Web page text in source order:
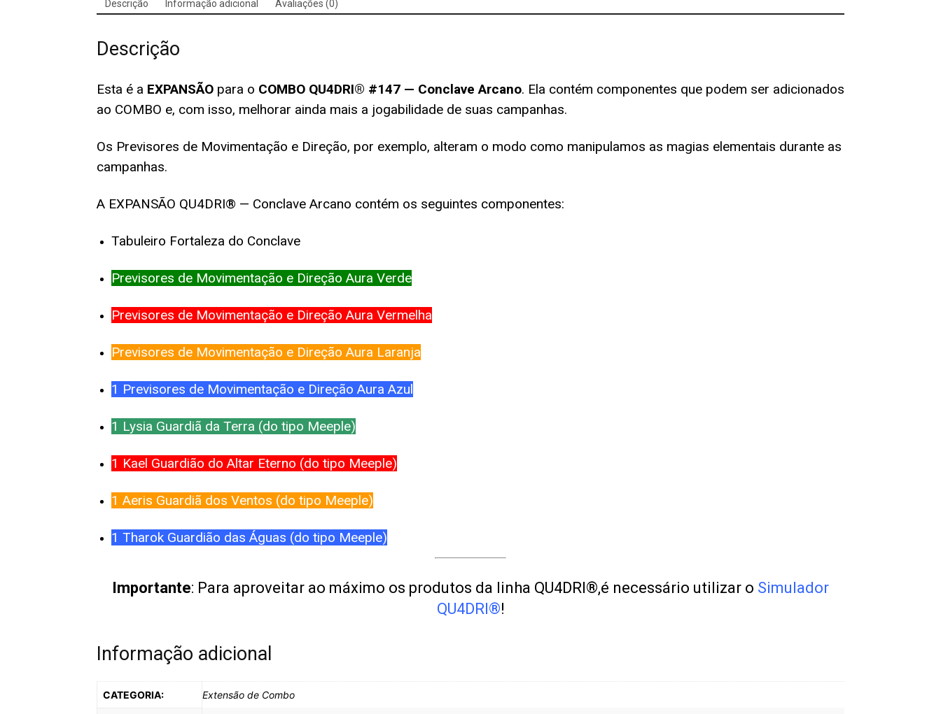
Descrição Informação adicional Avaliações (0)
Descrição
Esta é a EXPANSÃO para o COMBO QU4DRI® #147 — Conclave Arcano. Ela contém componentes que podem ser adicionados
ao COMBO e, com isso, melhorar ainda mais a jogabilidade de suas campanhas.
Os Previsores de Movimentação e Direção, por exemplo, alteram o modo como manipulamos as magias elementais durante as
campanhas.
A EXPANSÃO QU4DRI® — Conclave Arcano contém os seguintes componentes:
Tabuleiro Fortaleza do Conclave
Previsores de Movimentação e Direção Aura Verde
Previsores de Movimentação e Direção Aura Vermelha
Previsores de Movimentação e Direção Aura Laranja
1 Previsores de Movimentação e Direção Aura Azul
1 Lysia Guardiã da Terra (do tipo Meeple)
1 Kael Guardião do Altar Eterno (do tipo Meeple)
1 Aeris Guardiã dos Ventos (do tipo Meeple)
1 Tharok Guardião das Águas (do tipo Meeple)
Importante: Para aproveitar ao máximo os produtos da linha QU4DRI®,é necessário utilizar o Simulador
QU4DRI®!
Informação adicional
CATEGORIA: Extensão de Combo